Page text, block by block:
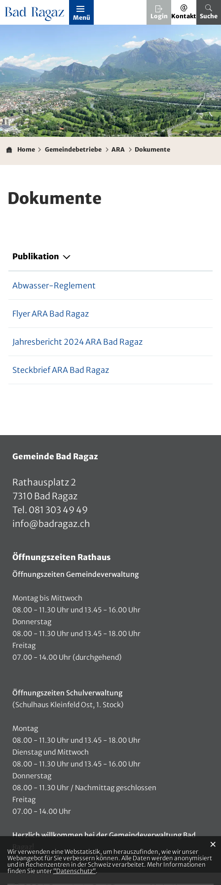
Kopfzeile Menü Login Kontakt Suche
Home Gemeindebetriebe ARA Dokumente
Dokumente
Publikation
Abwasser-Reglement
Flyer ARA Bad Ragaz
Jahresbericht 2024 ARA Bad Ragaz
Steckbrief ARA Bad Ragaz
Gemeinde Bad Ragaz
Rathausplatz 2
7310 Bad Ragaz
Tel. 081 303 49 49
info@badragaz.ch
Öffnungszeiten Rathaus
Öffnungszeiten Gemeindeverwaltung
Montag bis Mittwoch
08.00 - 11.30 Uhr und 13.45 - 16.00 Uhr
Donnerstag
08.00 - 11.30 Uhr und 13.45 - 18.00 Uhr
Freitag
07.00 - 14.00 Uhr (durchgehend)
Öffnungszeiten Schulverwaltung
(Schulhaus Kleinfeld Ost, 1. Stock)
Montag
08.00 - 11.30 Uhr und 13.45 - 18.00 Uhr
Dienstag und Mittwoch
08.00 - 11.30 Uhr und 13.45 - 16.00 Uhr
Donnerstag
08.00 - 11.30 Uhr / Nachmittag geschlossen
Freitag
07.00 - 14.00 Uhr
Herzlich willkommen bei der Gemeindeverwaltung Bad
Ragaz!
Webstatistik
Wir verwenden eine Webstatistik, um herauszufinden, wie wir unser
Webangebot für Sie verbessern können. Alle Daten werden anonymisiert
und in Rechenzentren in der Schweiz verarbeitet. Mehr Informationen
finden Sie unter“Datenschutz“.
×